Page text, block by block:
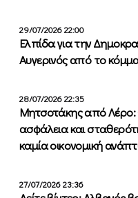
29/07/2026 22:00
Ελπίδα για την
Αυγερινός από το
28/07/2026 22:35
Μητσοτάκης από Λέρο:
ασφάλεια και
καμία οικονομική
27/07/2026 23:36